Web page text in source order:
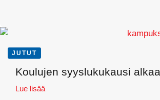
JUTUT
Koulujen syyslukukausi
Lue lisää